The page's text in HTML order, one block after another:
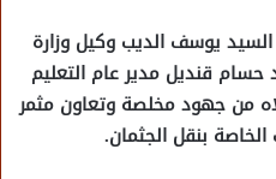
السيد يوسف الديب وكيل وزارة
حسام قنديل مدير عام التعليم
من جهود مخلصة وتعاون مثمر
بنقل الجثمان.